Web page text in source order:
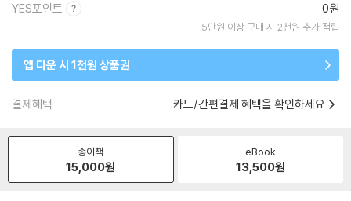
YES포인트 0원
5만원 이상 구매 시 2천원 추가 적립
앱 다운 시 1천원 상품권
결제혜택 카드/간편결제 혜택을 확인하세요
종이책
15,000원
eBook
13,500원